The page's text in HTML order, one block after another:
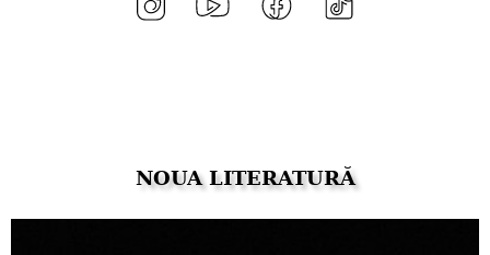
NOUA LITERATURĂ